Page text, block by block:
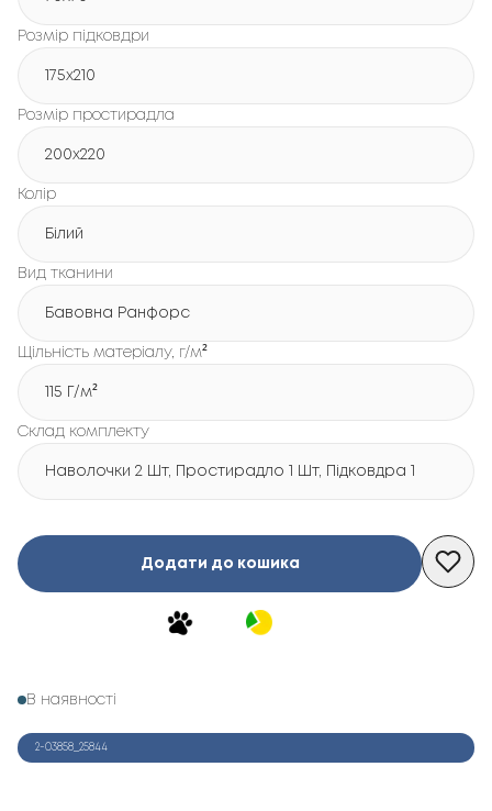
Розмір підковдри
175x210
Розмір простирадла
200x220
Колір
Білий
Вид тканини
Бавовна Ранфорс
Щільність матеріалу, г/м²
115 Г/м²
Склад комплекту
Наволочки 2 Шт, Простирадло 1 Шт, Підковдра 1 Шт
Додати до кошика
В наявності
2-03858_25844